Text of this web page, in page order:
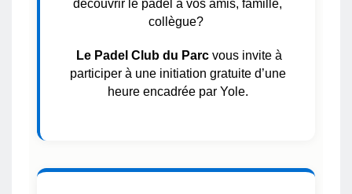
découvrir le padel à vos amis, famille,
collègue?
Le Padel Club du Parc vous invite à
participer à une initiation gratuite d’une
heure encadrée par Yole.